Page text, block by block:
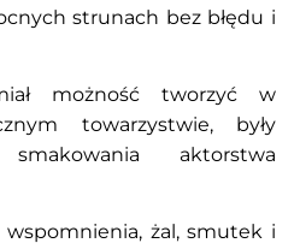
strunach bez błędu i
możność tworzyć w
towarzystwie, były
aktorstwa
wspomnienia, żal, smutek i